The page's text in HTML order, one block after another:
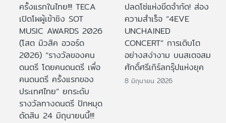
ครั้งแรกในไทย!!! TECA
เปิดโผผู้เข้าชิง SOT
MUSIC AWARDS 2026
(โสต มิวสิค อวอร์ด
2026) “รางวัลของคน
ดนตรี โดยคนดนตรี เพื่อ
คนดนตรี ครั้งแรกของ
ประเทศไทย” ยกระดับ
รางวัลทางดนตรี ปักหมุด
ตัดสิน 24 มิถุนายนนี้!!!
ปลดโซ่แห่งขีดจำกัด! ส่อง
ความสำเร็จ “4EVE
UNCHAINED
CONCERT” การเติบโต
อย่างสง่างาม บนสเตจสม
ศักดิ์ศรีเกิร์ลกรุ๊ปแห่งยุค
8 มิถุนายน 2026